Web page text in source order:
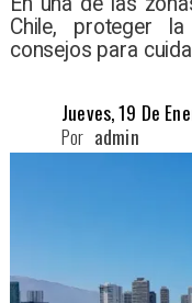
Chile, proteger
consejos para
Jueves, 19 De
admin
Por